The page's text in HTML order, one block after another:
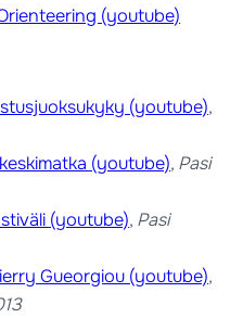
(youtube)
(youtube),
(youtube), Pasi
(youtube), Pasi
Gueorgiou (youtube),